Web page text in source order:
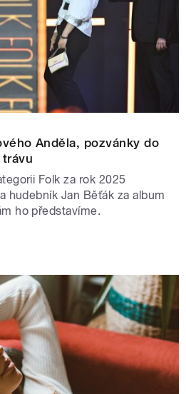
Anděla, pozvánky do
Folk za rok 2025
hudebník Jan Běťák za album
ho představíme.